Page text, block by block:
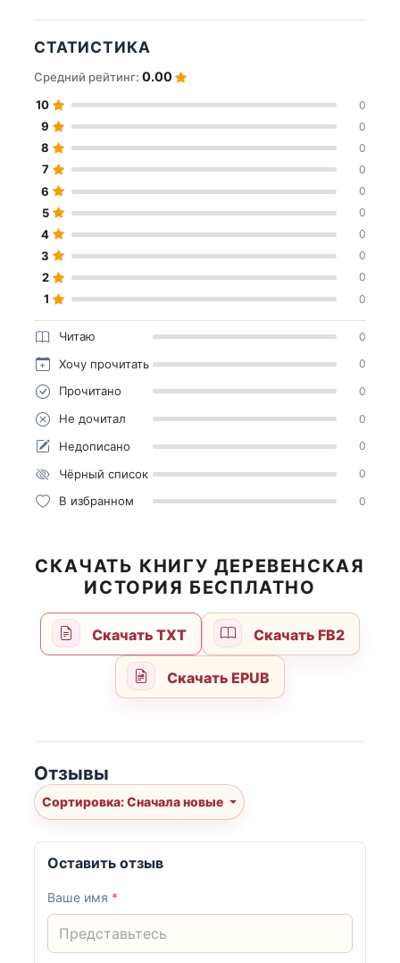
СТАТИСТИКА
Средний рейтинг: 0.00
10 0
9 0
8 0
7 0
6 0
5 0
4 0
3 0
2 0
1 0
Читаю 0
Хочу прочитать 0
Прочитано 0
Не дочитал 0
Недописано 0
Чёрный список 0
В избранном 0
СКАЧАТЬ КНИГУ ДЕРЕВЕНСКАЯ
ИСТОРИЯ БЕСПЛАТНО
Скачать TXT Скачать FB2
Скачать EPUB
Отзывы
Сортировка: Сначала новые
Оставить отзыв
Ваше имя *